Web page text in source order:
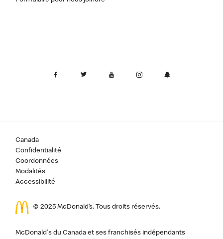
Canada
Confidentialité
Coordonnées
Modalités
Accessibilité
© 2025 McDonald’s. Tous droits réservés.
McDonald's du Canada et ses franchisés indépendants